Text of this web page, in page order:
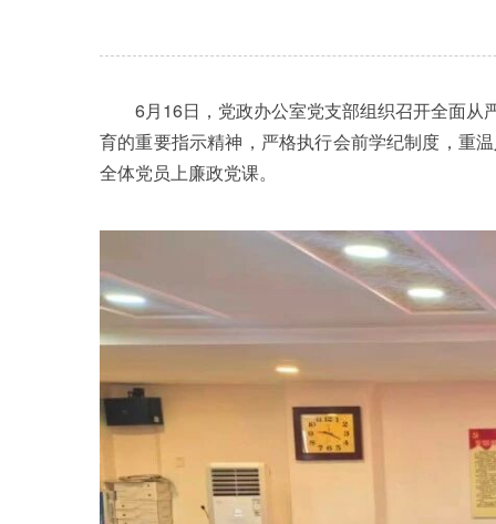
6月16日，党政办公室党支部组织召开全面从
育的重要指示精神，严格执行会前学纪制度，重
全体党员上廉政党课。